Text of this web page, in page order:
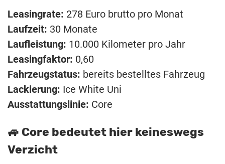
Leasingrate: 278 Euro brutto pro Monat
Laufzeit: 30 Monate
Laufleistung: 10.000 Kilometer pro Jahr
Leasingfaktor: 0,60
Fahrzeugstatus: bereits bestelltes Fahrzeug
Lackierung: Ice White Uni
Ausstattungslinie: Core
🚙 Core bedeutet hier keineswegs
Verzicht